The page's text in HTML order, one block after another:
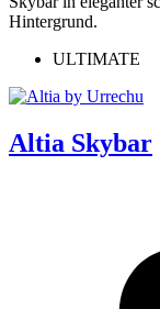
ULTIMATE
Altia Skybar